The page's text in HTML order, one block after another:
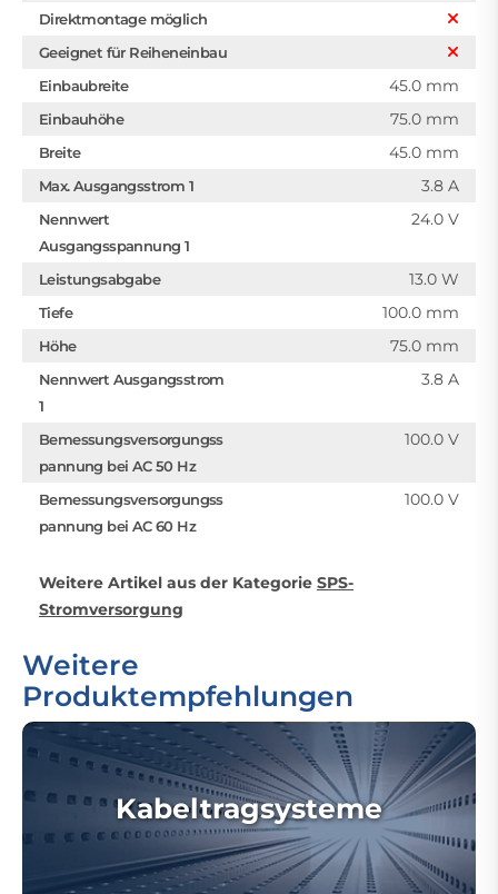
Direktmontage möglich
Geeignet für Reiheneinbau
Einbaubreite
45.0 mm
Einbauhöhe 75.0 mm
Breite 45.0 mm
Max. Ausgangsstrom 1 3.8 A
Nennwert
Ausgangsspannung 1
24.0 V
Leistungsabgabe 13.0 W
Tiefe 100.0 mm
Höhe 75.0 mm
Nennwert Ausgangsstrom
1
3.8 A
Bemessungsversorgungss
pannung bei AC 50 Hz
100.0 V
Bemessungsversorgungss
pannung bei AC 60 Hz
100.0 V
Weitere Artikel aus der Kategorie SPS-
Stromversorgung
Weitere
Produktempfehlungen
Kabeltragsysteme